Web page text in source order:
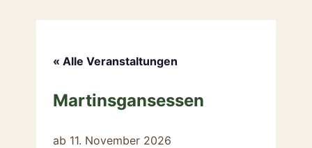
« Alle Veranstaltungen
Martinsgansessen
ab 11. November 2026